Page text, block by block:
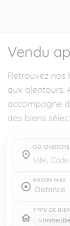
Vendu
Retrouvez nos
aux alentours.
accompagne
des biens
OÙ
RAYON MAX
TYPE DE BIEN
× Immeuble